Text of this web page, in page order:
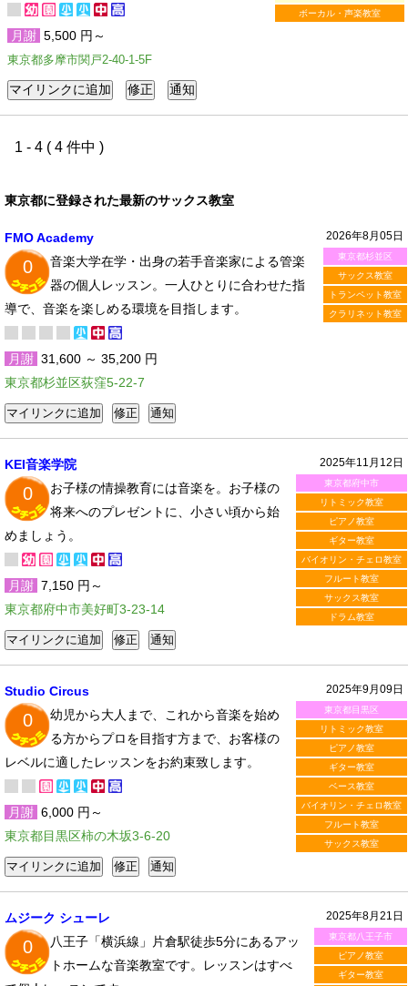
ボーカル・声楽教室
月謝 5,500 円～
東京都多摩市関戸2-40-1-5F
1 - 4 ( 4 件中 )
東京都に登録された最新のサックス教室
2026年8月05日
東京都杉並区
サックス教室
トランペット教室
クラリネット教室
FMO Academy
0
音楽大学在学・出身の若手音楽家による管楽
器の個人レッスン。一人ひとりに合わせた指
導で、音楽を楽しめる環境を目指します。
月謝 31,600 ～ 35,200 円
東京都杉並区荻窪5-22-7
2025年11月12日
東京都府中市
リトミック教室
ピアノ教室
ギター教室
バイオリン・チェロ教室
フルート教室
サックス教室
ドラム教室
KEI音楽学院
0
お子様の情操教育には音楽を。お子様の
将来へのプレゼントに、小さい頃から始
めましょう。
月謝 7,150 円～
東京都府中市美好町3-23-14
2025年9月09日
東京都目黒区
リトミック教室
ピアノ教室
ギター教室
ベース教室
バイオリン・チェロ教室
フルート教室
サックス教室
Studio Circus
0
幼児から大人まで、これから音楽を始め
る方からプロを目指す方まで、お客様の
レベルに適したレッスンをお約束致します。
月謝 6,000 円～
東京都目黒区柿の木坂3-6-20
2025年8月21日
東京都八王子市
ピアノ教室
ギター教室
ムジーク シューレ
0
八王子「横浜線」片倉駅徒歩5分にあるアッ
トホームな音楽教室です。レッスンはすべ